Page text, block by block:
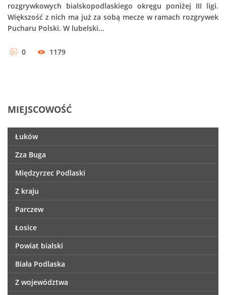
rozgrywkowych bialskopodlaskiego okręgu poniżej III ligi.
Większość z nich ma już za sobą mecze w ramach rozgrywek
Pucharu Polski. W lubelski...
0 1179
MIEJSCOWOŚĆ
Łuków
Zza Buga
Międzyrzec Podlaski
Z kraju
Parczew
Łosice
Powiat bialski
Biała Podlaska
Z województwa